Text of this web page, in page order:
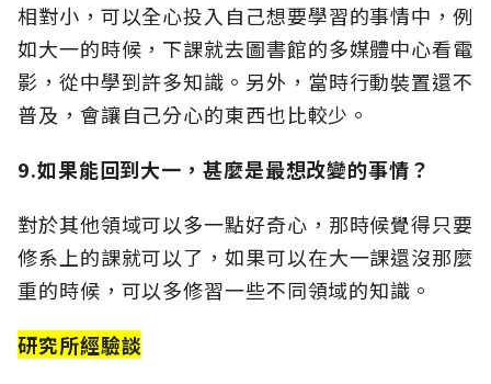
相對小，可以全心投入自己想要學習的事情中，例
如大一的時候，下課就去圖書館的多媒體中心看電
影，從中學到許多知識。另外，當時行動裝置還不
普及，會讓自己分心的東西也比較少。
9.如果能回到大一，甚麼是最想改變的事情？
對於其他領域可以多一點好奇心，那時候覺得只要
修系上的課就可以了，如果可以在大一課還沒那麼
重的時候，可以多修習一些不同領域的知識。
研究所經驗談